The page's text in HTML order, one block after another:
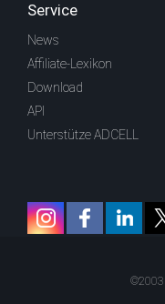
Service
News
Affiliate-Lexikon
Download
API
Unterstütze ADCELL
©2003